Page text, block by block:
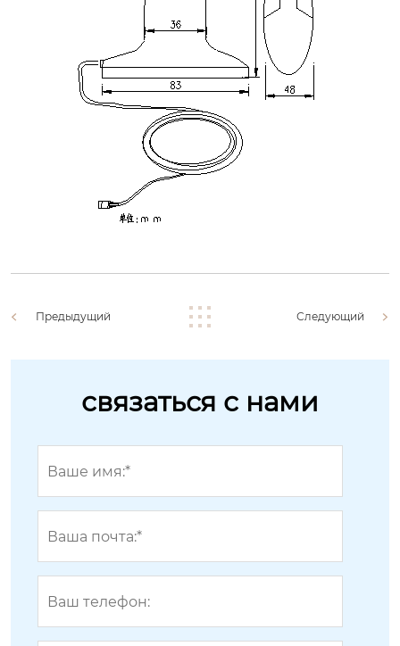
Предыдущий Следующий
связаться с нами